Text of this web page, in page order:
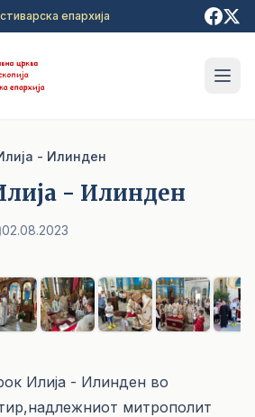
епархија
- Илинден
- Илинден
02.08.2023
Илија - Илинден во
митрополит